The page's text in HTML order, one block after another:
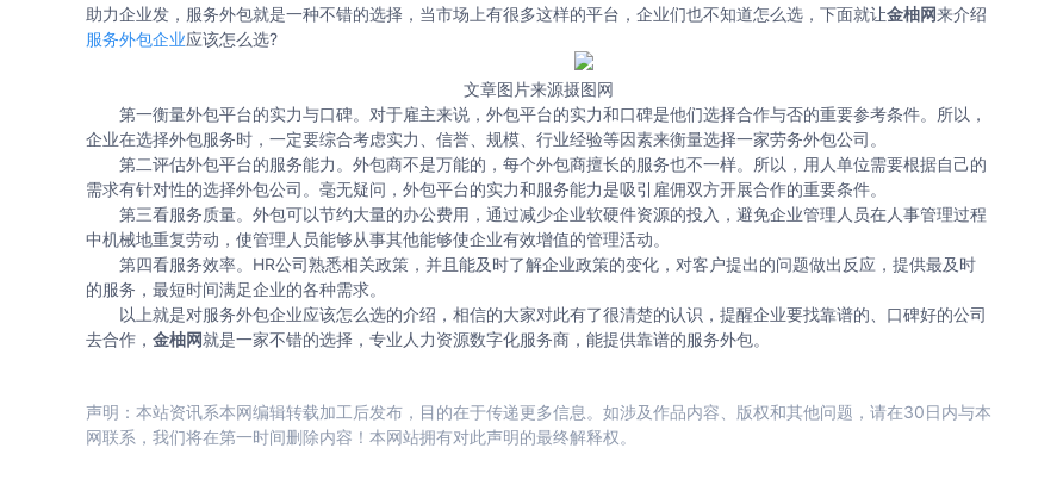
助力企业发，服务外包就是一种不错的选择，当市场上有很多这样的平台，企业们也不知道怎么选，下面就让金柚网来介绍
服务外包企业应该怎么选?
文章图片来源摄图网
第一衡量外包平台的实力与口碑。对于雇主来说，外包平台的实力和口碑是他们选择合作与否的重要参考条件。所以，
企业在选择外包服务时，一定要综合考虑实力、信誉、规模、行业经验等因素来衡量选择一家劳务外包公司。
第二评估外包平台的服务能力。外包商不是万能的，每个外包商擅长的服务也不一样。所以，用人单位需要根据自己的
需求有针对性的选择外包公司。毫无疑问，外包平台的实力和服务能力是吸引雇佣双方开展合作的重要条件。
第三看服务质量。外包可以节约大量的办公费用，通过减少企业软硬件资源的投入，避免企业管理人员在人事管理过程
中机械地重复劳动，使管理人员能够从事其他能够使企业有效增值的管理活动。
第四看服务效率。HR公司熟悉相关政策，并且能及时了解企业政策的变化，对客户提出的问题做出反应，提供最及时
的服务，最短时间满足企业的各种需求。
以上就是对服务外包企业应该怎么选的介绍，相信的大家对此有了很清楚的认识，提醒企业要找靠谱的、口碑好的公司
去合作， 金柚网就是一家不错的选择，专业人力资源数字化服务商，能提供靠谱的服务外包。
声明：本站资讯系本网编辑转载加工后发布，目的在于传递更多信息。如涉及作品内容、版权和其他问题，请在30日内与本
网联系，我们将在第一时间删除内容！本网站拥有对此声明的最终解释权。